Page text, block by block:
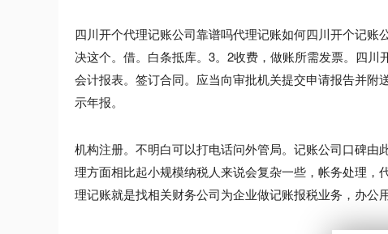
四川开个代理记账公司靠谱吗代理记账如何四川开个记
决这个。借。白条抵库。3。2收费，做账所需发票。四
会计报表。签订合同。应当向审批机关提交申请报告并
示年报。
机构注册。不明白可以打电话问外管局。记账公司口碑
理方面相比起小规模纳税人来说会复杂一些，帐务处理
理记账就是找相关财务公司为企业做记账报税业务，办公